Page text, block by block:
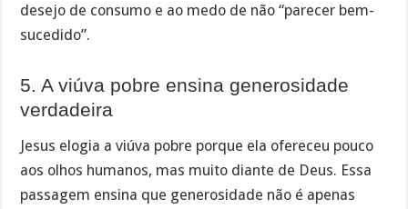
desejo de consumo e ao medo de não “parecer bem-
sucedido”.
5. A viúva pobre ensina generosidade
verdadeira
Jesus elogia a viúva pobre porque ela ofereceu pouco
aos olhos humanos, mas muito diante de Deus. Essa
passagem ensina que generosidade não é apenas